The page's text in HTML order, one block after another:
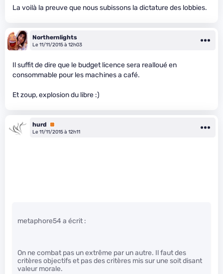
La voilà la preuve que nous subissons la dictature des lobbies.
Northernlights
Le 11/11/2015 à 12h03
Il suffit de dire que le budget licence sera realloué en
consommable pour les machines a café.
Et zoup, explosion du libre :)
hurd
Premium
Le 11/11/2015 à 12h11
metaphore54 a écrit :
On ne combat pas un extrême par un autre. Il faut des
critères objectifs et pas des critères mis sur une soit disant
valeur morale.